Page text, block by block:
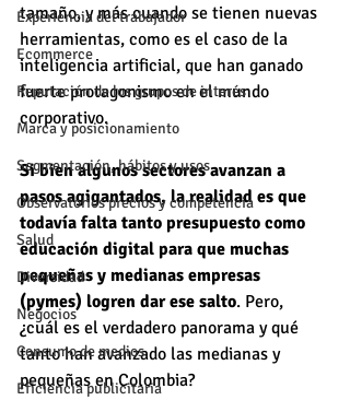
Experiencia del trabajador
Ecommerce
Reputación de los grupos de interés
Marca y posicionamiento
Segmentación, hábitos y usos
Observatorios precios y competencia
Salud
Diversidad
Negocios
Consumo de medios
Eficiencia publicitaria
tamaño, y más cuando se tienen nuevas
herramientas, como es el caso de la
inteligencia artificial, que han ganado
fuerte protagonismo en el mundo
corporativo.
Si bien algunos sectores avanzan a
pasos agigantados, la realidad es que
todavía falta tanto presupuesto como
educación digital para que muchas
pequeñas y medianas empresas
(pymes) logren dar ese salto. Pero,
¿cuál es el verdadero panorama y qué
tanto han avanzado las medianas y
pequeñas en Colombia?